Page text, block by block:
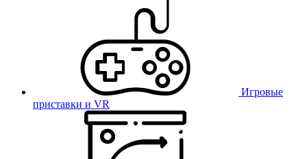
Игровые
приставки и VR